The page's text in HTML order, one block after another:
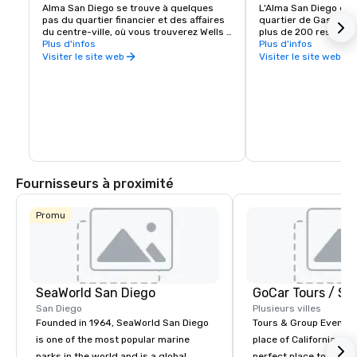
Alma San Diego se trouve à quelques
pas du quartier financier et des affaires
du centre-ville, où vous trouverez Wells
Fargo, Bank of America, Procopio, Merrill
Lynch et Union Bank, pour n'en nommer
Plus d'infos
Visiter le site web
L'Alma San Diego
quartier de
plus de 200
boutiques, le tout à
maisons de l'hôtel.
Plus d'infos
Visiter le site web
Fournisseurs à proximité
Promu
SeaWorld San Diego
San Diego
Founded in 1964, SeaWorld San Diego
is one of the most popular marine
Plusieurs villes
Tours & Group Events
place of California.